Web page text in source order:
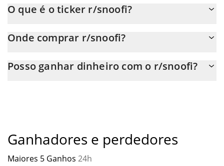
O que é o ticker r/snoofi?
Onde comprar r/snoofi?
transferência p2p. E a melhor maneira de trocar r/snoofi é
Posso ganhar dinheiro com o r/snoofi?
Ganhadores e perdedores
Maiores 5 Ganhos 24h